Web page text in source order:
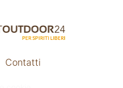
Contatti